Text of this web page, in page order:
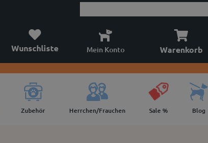
Wunschliste Mein Konto Warenkorb
Zubehör Herrchen/Frauchen Sale % Blog